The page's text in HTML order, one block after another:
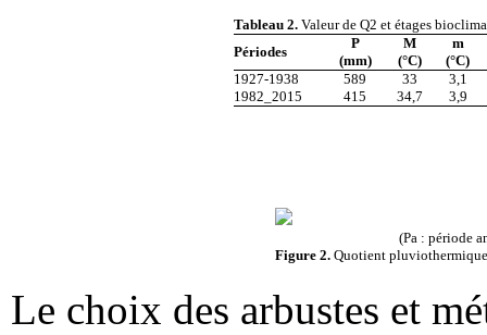
Tableau 2. Valeur de Q2 et étages
Périodes
P
(mm)
M
(°C)
m
(°C)
1927-1938
589 33
3,1
1982_2015
415 34,7 3,9
(Pa : période
Figure 2.Quotient pluviothermique
Le choix des arbustes et